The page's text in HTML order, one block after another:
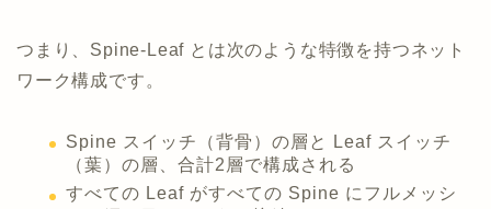
つまり、Spine-Leaf とは次のような特徴を持つネット
ワーク構成です。
Spine スイッチ（背骨）の層と Leaf スイッチ
（葉）の層、合計2層で構成される
すべての Leaf がすべての Spine にフルメッシ